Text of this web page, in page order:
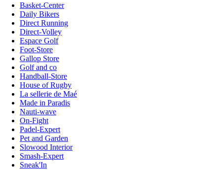
Basket-Center
Daily Bikers
Direct Running
Direct-Volley
Espace Golf
Foot-Store
Gallop Store
Golf and co
Handball-Store
House of Rugby
La sellerie de Maé
Made in Paradis
Nauti-wave
On-Fight
Padel-Expert
Pet and Garden
Slowood Interior
Smash-Expert
Sneak'In